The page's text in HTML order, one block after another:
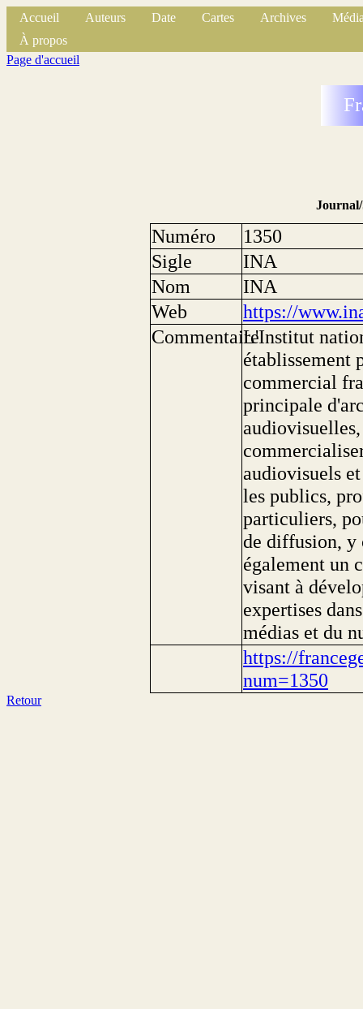
Accueil Auteurs Date Cartes Archives
À propos
Page d'accueil
Numéro
1350
Sigle
INA
Nom
INA
Web
https://
CommentaireL'Institut
établissement
commercial
principale
audiovisuels
les publics,
particuliers,
de diffusion, y
également un
visant à
expertises
médias et du
https://
num=1350
Retour